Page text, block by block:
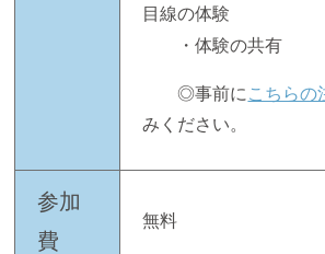
目線の体験
・体験の共有
◎事前に こちらの
みください。
参加
費
無料